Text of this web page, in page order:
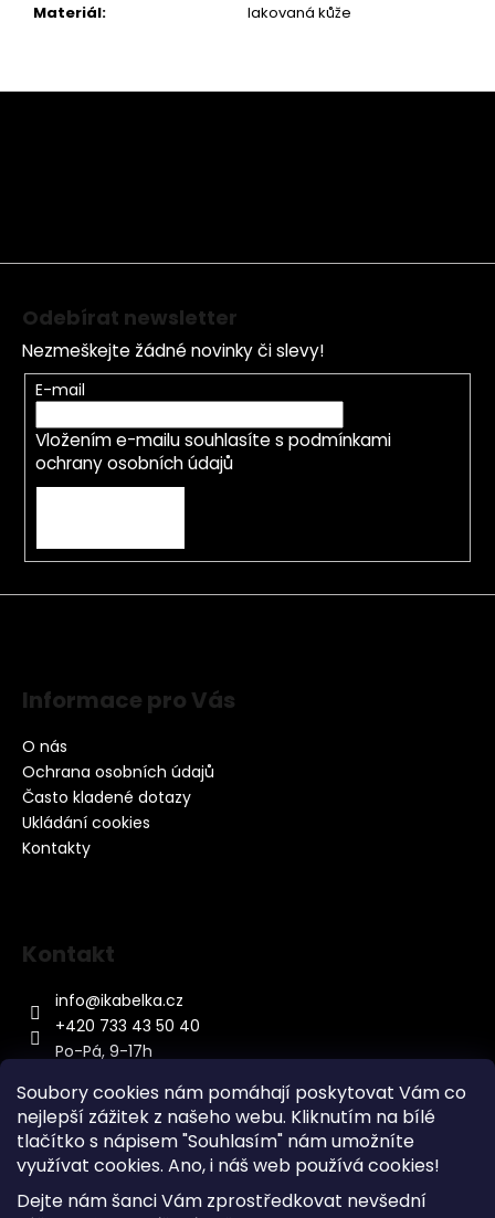
Soubory cookies nám pomáhají poskytovat Vám co
nejlepší zážitek z našeho webu. Kliknutím na bílé
tlačítko s nápisem "Souhlasím" nám umožníte
využívat cookies. Ano, i náš web používá cookies!
Dejte nám šanci Vám zprostředkovat nevšední
Materiál: lakovaná kůže
Z
Odebírat newsletter
Nezmeškejte žádné novinky či slevy!
E-mail
Vložením e-mailu souhlasíte s podmínkami
ochrany osobních údajů
Informace pro Vás
O nás
Ochrana osobních údajů
Často kladené dotazy
Ukládání cookies
Kontakty
Kontakt
info@ikabelka.cz
+420 733 43 50 40
Po-Pá, 9-17h
Kontakt